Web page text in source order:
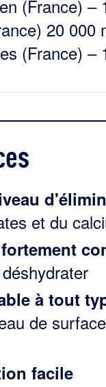
(France) –
20 000
(France) –
et du
à tout
de
facile